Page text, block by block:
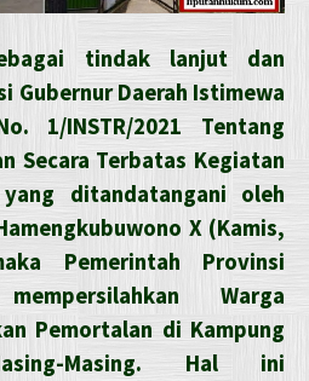
Sebagai tindak lanjut dan
Gubernur Daerah Istimewa
1/INSTR/2021 Tentang
Secara Terbatas Kegiatan
ditandatangani oleh
X (Kamis,
Pemerintah Provinsi
Warga
Pemortalan di Kampung
Masing. Hal ini